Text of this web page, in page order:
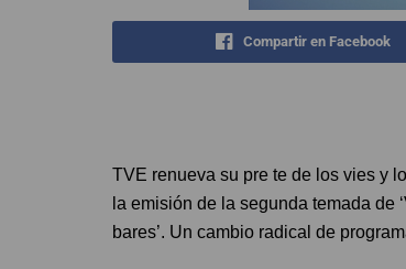
Compartir en Facebook
TVE renueva su pre te de los vies y
la emisión de la segunda temada de
bares’. Un cambio radical de